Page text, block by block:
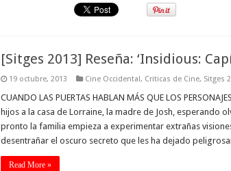
[Sitges 2013] Reseña: ‘Insidious:
19 octubre, 2013 Cine Occidental , Criticas de Cine, Sitges
CUANDO LAS PUERTAS HABLAN MÁS QUE LOS
hijos a la casa de Lorraine, la madre de Josh, esperando
pronto la familia empieza a experimentar extrañas
desentrañar el oscuro secreto que les ha dejado
Read More »